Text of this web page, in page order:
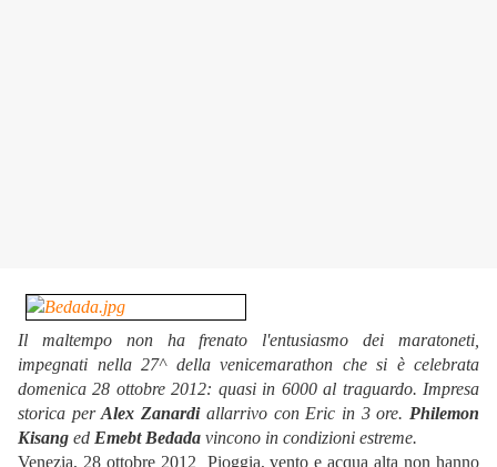
Il maltempo non ha frenato l'entusiasmo dei maratoneti,
impegnati nella 27^ della venicemarathon che si è celebrata
domenica 28 ottobre 2012: quasi in 6000 al traguardo. Impresa
storica perAlex Zanardiallarrivo con Eric in 3 ore. Philemon
Kisang ed Emebt Bedada vincono in condizioni estreme.
Venezia, 28 ottobre 2012  Pioggia, vento e acqua alta non hanno